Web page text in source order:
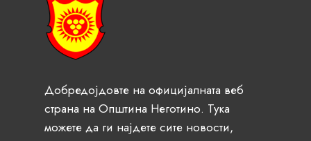
Добредојдовте на официјалната веб
страна на Општина Неготино. Тука
можете да ги најдете сите новости,